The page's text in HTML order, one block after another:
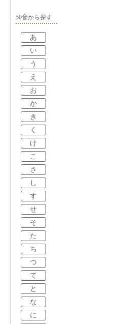
50音から探す
あ
い
う
え
お
か
き
く
け
こ
さ
し
す
せ
そ
た
ち
つ
て
と
な
に